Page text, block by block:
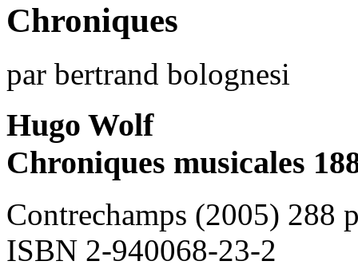
Chroniques
par bertrand bolognesi
Hugo Wolf
Chroniques musicales
Contrechamps (2005) 288
ISBN 2-940068-23-2